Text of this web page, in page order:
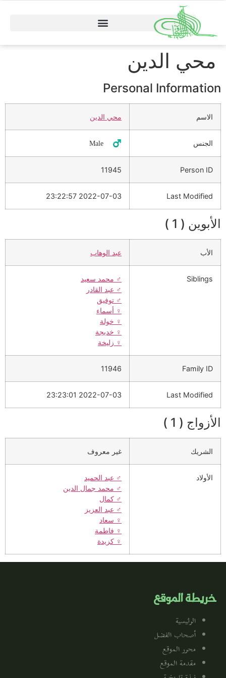
محي الدين
Personal Information
الاسم محي الدين
الجنس ♂️ Male
Person ID
11945
Last Modified
2022-07-03 23:22:57
الأبوين ( 1 )
الأب عبد الوهاب
Siblings
♂️ محمد سعيد
♂️ عبد القادر
♂️ توفيق
♀️ أسماء
♀️ خولة
♀️ خديجة
♀️ زليخة
Family ID
11946
Last Modified
2022-07-03 23:23:01
الأزواج ( 1 )
الشريك غير معروف
الأولاد ♂️ عبد الحميد
♂️ محمد جمال الدين
♂️ كمال
♂️ عبد العزيز
♀️ سعاد
♀️ فاطمة
♀️ كزيدة
خريطة الموقع
الرئيسية
أصحاب الفضل
محرر الموقع
مقدمة الموقع